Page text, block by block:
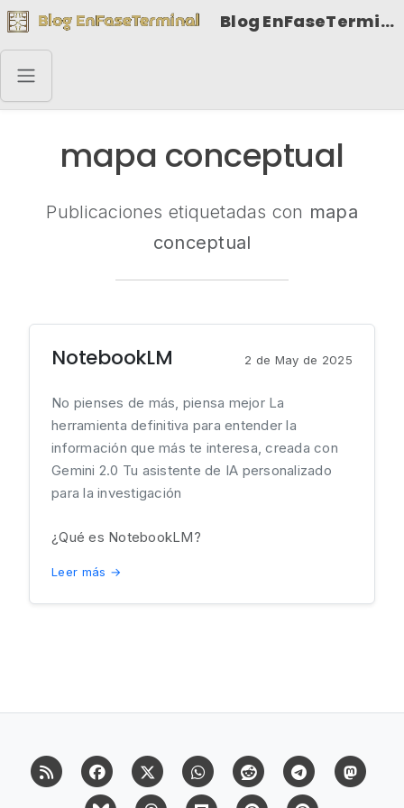
Blog EnFaseTerminal
mapa conceptual
Publicaciones etiquetadas con mapa
conceptual
NotebookLM 2 de May de 2025
No pienses de más, piensa mejor La
herramienta definitiva para entender la
información que más te interesa, creada con
Gemini 2.0 Tu asistente de IA personalizado
para la investigación
¿Qué es NotebookLM?
Leer más →
RSS FacebookX (Twitter)Whatsapp Reddit Telegram
Bluesky Threads Flipboard Pinterest